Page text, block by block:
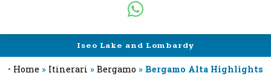
Iseo Lake and Lombardy
• Home » Itinerari » Bergamo » Bergamo Alta Highlights